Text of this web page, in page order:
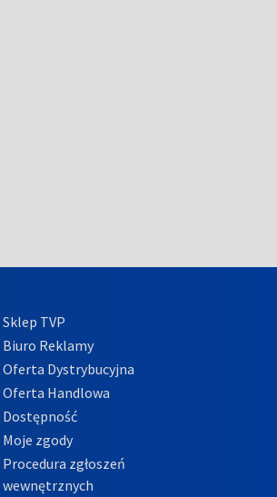
Sklep TVP
Biuro Reklamy
Oferta Dystrybucyjna
Oferta Handlowa
Dostępność
Moje zgody
Procedura zgłoszeń
wewnętrznych